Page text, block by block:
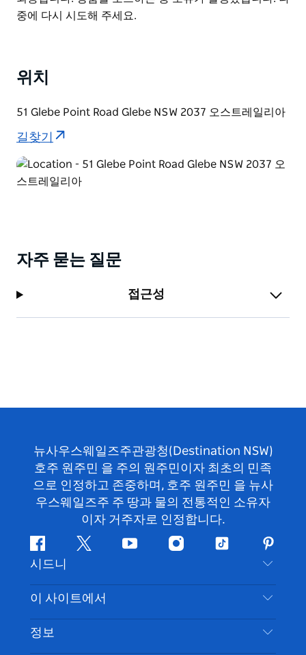
신선하고 맛있는 음식을 제공하며 모두 푸르른 정원 안뜰
에서 제공됩니다. 사포(Sappho) 카페는 커피 전문점으로
밤에는 일반적으로 라이브 음악과 함께 와인 바가 시작되
는 주로 비건이며 칵테일 리스트도 마찬가지입니다. 칵테
일에는 펑키한 문학적 이름이 있으며 저렴한 일반 맥주와
는 타파스와 쉐어 플래터가 포함됩니다.
List
중에 다시 시도해 주세요.
위치
51 Glebe Point Road Glebe NSW 2037 오스트레일리아
길찾기
자주 묻는 질문
접근성
뉴사우스웨일즈주관광청(Destination NSW)
호주 원주민 을 주의 원주민이자 최초의 민족
으로 인정하고 존중하며, 호주 원주민 을 뉴사
우스웨일즈주 주 땅과 물의 전통적인 소유자
이자 거주자로 인정합니다.
페
이
스
북
지
귀
다
유
브
인
타
램
틱
핀
터
레
스
트
시드니
문의하기
부인 성명
이 사이트에서
목적지
할 일
정보